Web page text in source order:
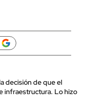
decisión de que el
infraestructura. Lo hizo